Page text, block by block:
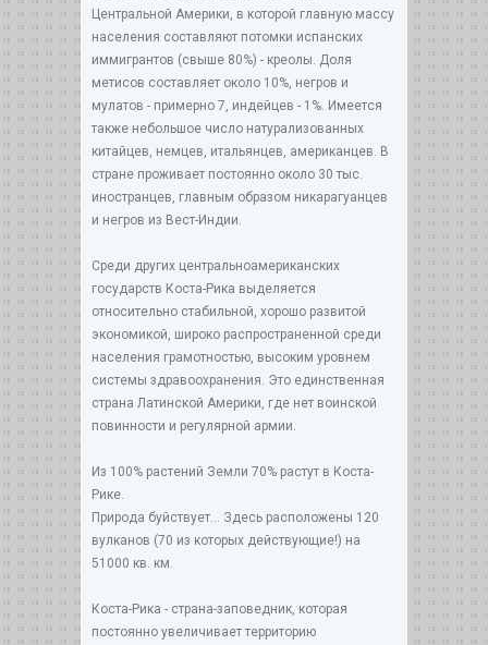
Центральной Америки, в которой главную массу
населения составляют потомки испанских
иммигрантов (cвыше 80%) - креолы. Доля
метисов составляет около 10%, негров и
мулатов - примерно 7, индейцев - 1%. Имеется
также небольшое число натурализованных
китайцев, немцев, итальянцев, американцев. В
стране проживает постоянно около 30 тыс.
иностранцев, главным образом никарагуанцев
и негров из Вест-Индии.
Среди других центральноамериканских
государств Коста-Рика выделяется
относительно стабильной, хорошо развитой
экономикой, широко распространенной среди
населения грамотностью, высоким уровнем
системы здравоохранения. Это единственная
страна Латинской Америки, где нет воинской
повинности и регулярной армии.
Из 100% растений Земли 70% растут в Коста-
Рике.
Природа буйствует... Здесь расположены 120
вулканов (70 из которых действующие!) на
51000 кв. км.
Коста-Рика - страна-заповедник, которая
постоянно увеличивает территорию